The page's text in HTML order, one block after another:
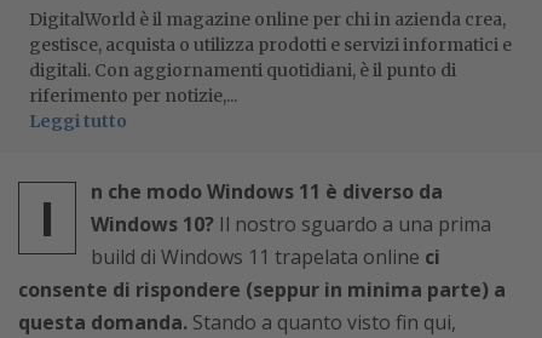
DigitalWorld è il magazine online per chi in azienda crea,
gestisce, acquista o utilizza prodotti e servizi informatici e
digitali. Con aggiornamenti quotidiani, è il punto di
riferimento per notizie,...
Leggi tutto
I
n che modo Windows 11 è diverso da
Windows 10? Il nostro sguardo a una prima
build di Windows 11 trapelata online ci
consente di rispondere (seppur in minima parte) a
questa domanda. Stando a quanto visto fin qui,